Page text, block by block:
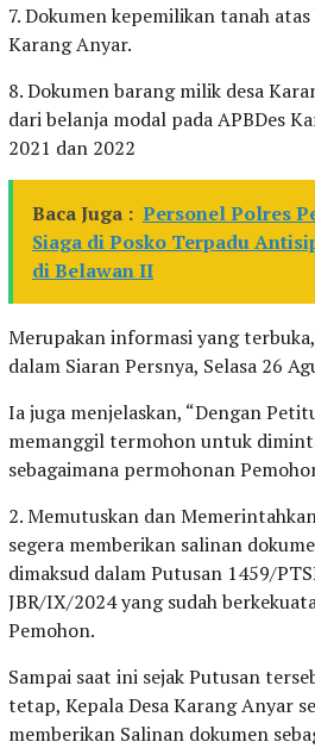
7. Dokumen kepemilikan tanah
Karang Anyar.
8. Dokumen barang milik desa
dari belanja modal pada APBDes
2021 dan 2022
Baca Juga : Personel Polres
Siaga di Posko Terpadu
di Belawan II
Merupakan informasi yang
dalam Siaran Persnya, Selasa 26
Ia juga menjelaskan, “Dengan
memanggil termohon untuk
sebagaimana permohonan
2. Memutuskan dan
segera memberikan salinan
dimaksud dalam Putusan 1459/
JBR/IX/2024 yang sudah
Pemohon.
Sampai saat ini sejak Putusan
tetap, Kepala Desa Karang Anyar
memberikan Salinan dokumen